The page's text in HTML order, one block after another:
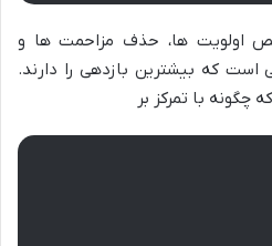
اولویت ها، حذف مزاحمت ها و
که بیشترین بازدهی را دارند.
چگونه با تمرکز بر